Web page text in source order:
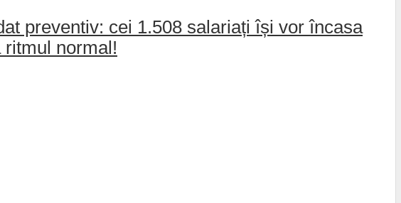
preventiv: cei 1.508 salariați își vor încasa
normal!